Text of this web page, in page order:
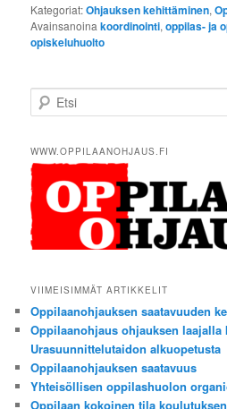
Kategoriat:Ohjauksen kehittäminen,
Avainsanoina koordinointi,oppilas- ja
opiskeluhuolto
t
iWWW.OPPILAANOHJAUS.FI
VIIMEISIMMÄT ARTIKKELIT
Oppilaanohjauksen saatavuuden
Oppilaanohjaus ohjauksen laajalla
Urasuunnittelutaidon alkuopetusta
Oppilaanohjauksen saatavuus
Yhteisöllisen oppilashuolon
Oppilaan kokoinen tila